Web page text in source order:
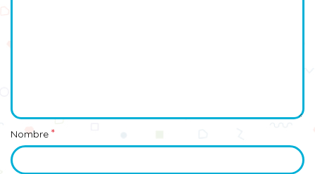
Nombre *